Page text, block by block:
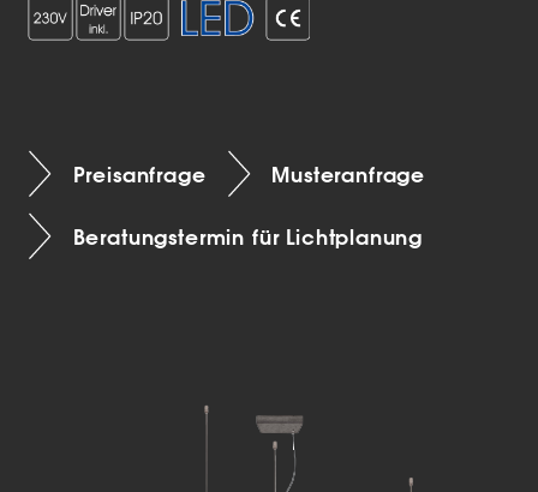
Preisanfrage Musteranfrage
Beratungstermin für Lichtplanung